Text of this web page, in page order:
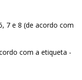
7 e 8 (de acordo com
com a etiqueta -